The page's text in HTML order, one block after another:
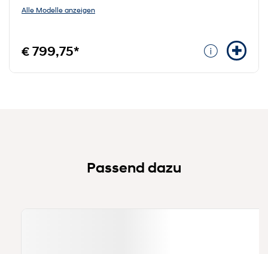
Alle Modelle anzeigen
€ 799,75*
Passend dazu